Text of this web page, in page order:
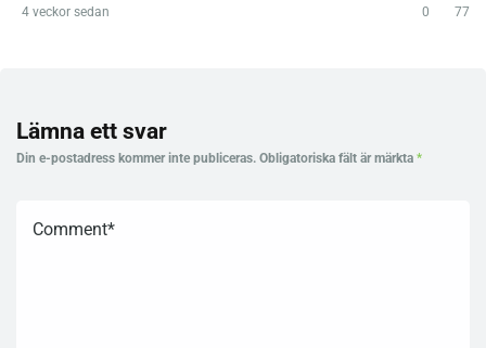
4 veckor sedan 0 77
Lämna ett svar
Din e-postadress kommer inte publiceras. Obligatoriska fält är märkta *